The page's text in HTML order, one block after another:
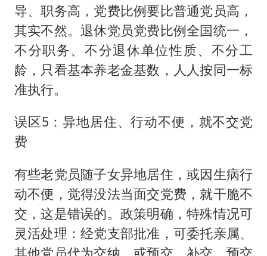
导、职务高，党费比例要比普通党员高，
其实不然。退休党员党费比例全国统一，
不分职务、不分退休单位性质、不分工
龄，只看基本养老金基数，人人按同一标
准执行。
误区5：异地居住、行动不便，就不交党
费
有些老党员随子女异地居住，或因生病行
动不便，觉得没法当面交党费，就干脆不
交，这是错误的。政策明确，特殊情况可
灵活处理：经党支部批准，可委托亲属、